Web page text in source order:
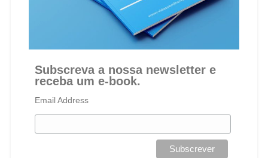
Subscreva a nossa newsletter e
receba um e-book.
Email Address